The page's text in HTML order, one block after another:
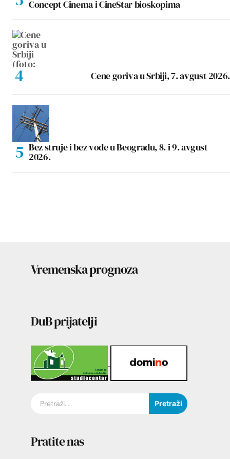
Concept Cinema i CineStar bioskopima
Cene goriva u Srbiji, 7. avgust 2026.
Bez struje i bez vode u Beogradu, 8. i 9. avgust
2026.
Vremenska prognoza
DuB prijatelji
Pretraži
Pratite nas